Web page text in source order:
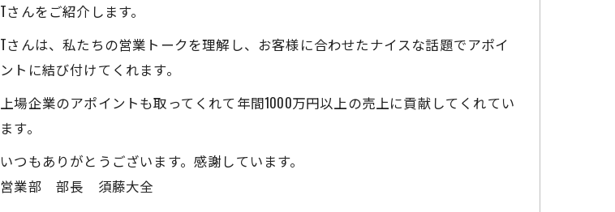
Tさんをご紹介します。
Tさんは、私たちの営業トークを理解し、お客様に合わせたナイスな話題でアポイ
ントに結び付けてくれます。
上場企業のアポイントも取ってくれて年間1000万円以上の売上に貢献してくれてい
ます。
いつもありがとうございます。感謝しています。
営業部 部長 須藤大全